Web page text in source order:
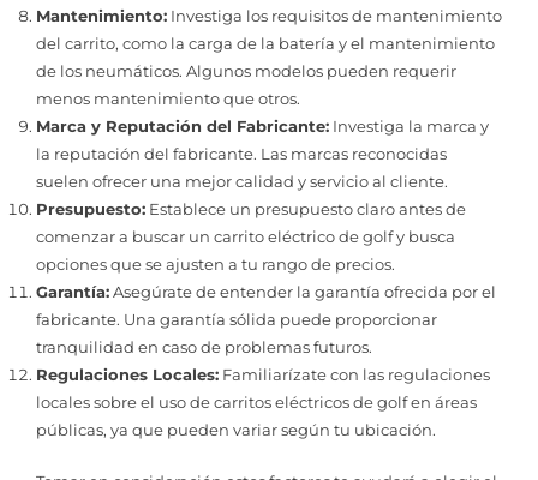
Mantenimiento: Investiga los requisitos de mantenimiento
del carrito, como la carga de la batería y el mantenimiento
de los neumáticos. Algunos modelos pueden requerir
menos mantenimiento que otros.
Marca y Reputación del Fabricante: Investiga la marca y
la reputación del fabricante. Las marcas reconocidas
suelen ofrecer una mejor calidad y servicio al cliente.
Presupuesto: Establece un presupuesto claro antes de
comenzar a buscar un carrito eléctrico de golf y busca
opciones que se ajusten a tu rango de precios.
Garantía:Asegúrate de entender la garantía ofrecida por el
fabricante. Una garantía sólida puede proporcionar
tranquilidad en caso de problemas futuros.
Regulaciones Locales: Familiarízate con las regulaciones
locales sobre el uso de carritos eléctricos de golf en áreas
públicas, ya que pueden variar según tu ubicación.